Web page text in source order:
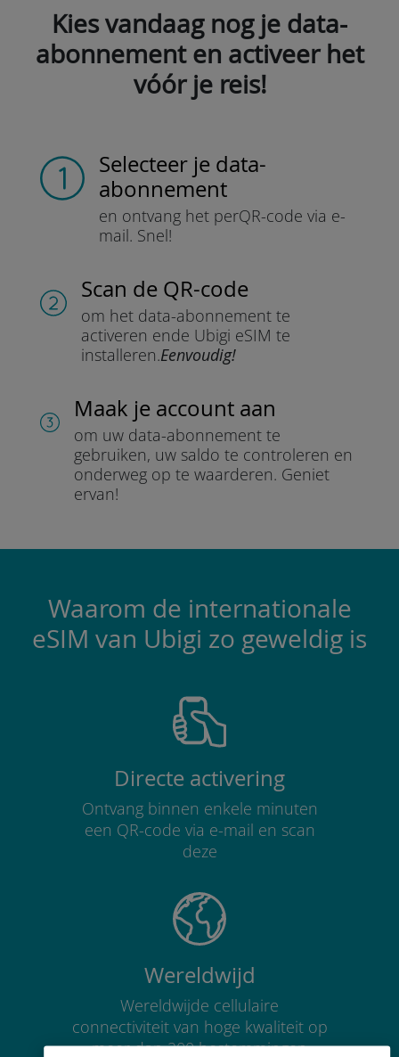
Kies vandaag nog je data-
abonnement en activeer het
vóór je reis!
Selecteer je data-
abonnement
en ontvang het perQR-code via e-
mail. Snel!
Scan de QR-code
om het data-abonnement te
activeren ende Ubigi eSIM te
installeren.Eenvoudig!
Maak je account aan
om uw data-abonnement te
gebruiken, uw saldo te controleren en
onderweg op te waarderen. Geniet
ervan!
Waarom de internationale
eSIM van Ubigi zo geweldig is
Directe activering
Ontvang binnen enkele minuten
een QR-code via e-mail en scan
deze
Wereldwijd
Wereldwijde cellulaire
connectiviteit van hoge kwaliteit op
meer dan 200 bestemmingen